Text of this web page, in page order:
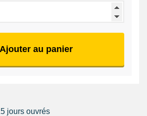
Ajouter au panier
jours ouvrés